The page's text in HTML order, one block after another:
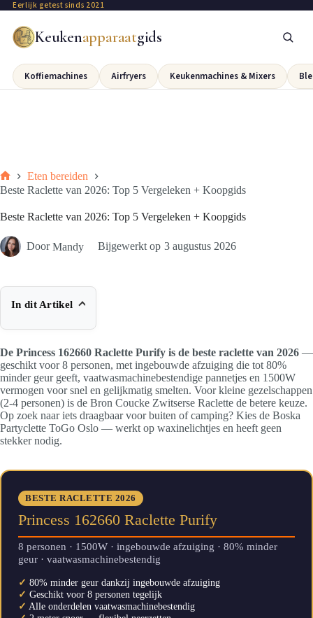
Eerlijk getest sinds 2021
Keukenapparaatgids
Koffiemachines Airfryers Keukenmachines & Mixers
Eten bereiden
Beste Raclette van 2026: Top 5 Vergeleken + Koopgids
Beste Raclette van 2026: Top 5 Vergeleken + Koopgids
Door Mandy Bijgewerkt op 3 augustus 2026
In dit Artikel
De Princess 162660 Raclette Purify is de beste raclette van 2026 —
geschikt voor 8 personen, met ingebouwde afzuiging die tot 80%
minder geur geeft, vaatwasmachinebestendige pannetjes en 1500W
vermogen voor snel en gelijkmatig smelten. Voor kleine gezelschappen
(2-4 personen) is de Bron Coucke Zwitserse Raclette de betere keuze.
Op zoek naar iets draagbaar voor buiten of camping? Kies de Boska
Partyclette ToGo Oslo — werkt op waxinelichtjes en heeft geen
stekker nodig.
BESTE RACLETTE 2026
Princess 162660 Raclette Purify
8 personen · 1500W · ingebouwde afzuiging · 80% minder
geur · vaatwasmachinebestendig
✓ 80% minder geur dankzij ingebouwde afzuiging
✓ Geschikt voor 8 personen tegelijk
✓ Alle onderdelen vaatwasmachinebestendig